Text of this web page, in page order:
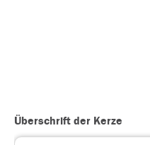
Überschrift der Kerze